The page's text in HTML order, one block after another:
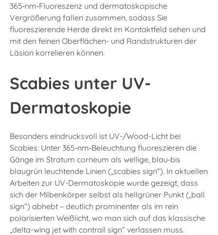
365‑nm‑Fluoreszenz und dermatoskopische
Vergrößerung fallen zusammen, sodass Sie
fluoreszierende Herde direkt im Kontaktfeld sehen und
mit den feinen Oberflächen- und Randstrukturen der
Läsion korrelieren können.
Scabies unter UV-
Dermatoskopie
Besonders eindrucksvoll ist UV-/Wood-Licht bei
Scabies: Unter 365‑nm‑Beleuchtung fluoreszieren die
Gänge im Stratum corneum als wellige, blau‑bis
blaugrün leuchtende Linien („scabies sign“). In aktuellen
Arbeiten zur UV-Dermatoskopie wurde gezeigt, dass
sich der Milbenkörper selbst als hellgrüner Punkt („ball
sign“) abhebt – deutlich prominenter als im rein
polarisierten Weißlicht, wo man sich auf das klassische
„delta-wing jet with contrail sign“ verlassen muss.